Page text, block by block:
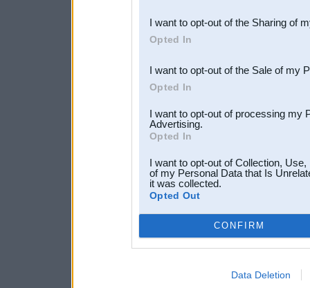
Downstream Participants
third parties.
I want to opt-out of the Sharing of
Opted In
I want to opt-out of the Sale of my
Opted In
I want to opt-out of processing my
Advertising.
Opted In
I want to opt-out of Collection,
of my Personal Data that Is
it was collected.
Opted Out
CONFIRM
Data Deletion